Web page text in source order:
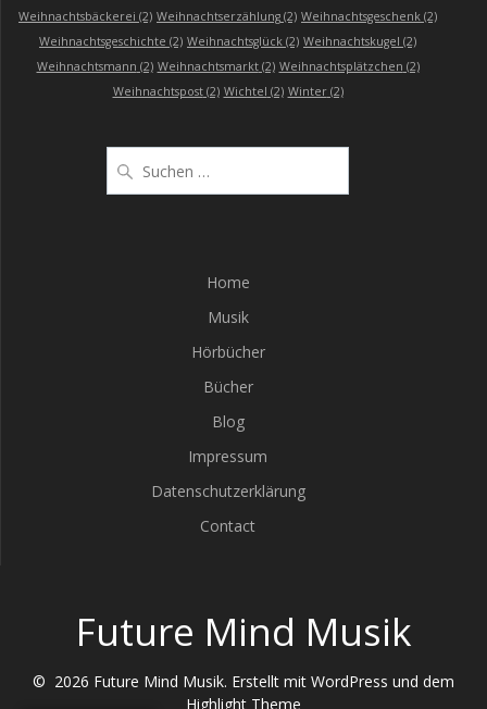
Weihnachtsbäckerei (2) Weihnachtserzählung (2) Weihnachtsgeschenk (2)
Weihnachtsgeschichte (2) Weihnachtsglück (2) Weihnachtskugel (2)
Weihnachtsmann (2) Weihnachtsmarkt(2) Weihnachtsplätzchen (2)
Weihnachtspost(2) Wichtel (2) Winter(2)
nach:
Home
Musik
Hörbücher
Bücher
Blog
Impressum
Datenschutzerklärung
Contact
Future Mind Musik
© 2026 Future Mind Musik. Erstellt mit WordPress und dem
Highlight Theme